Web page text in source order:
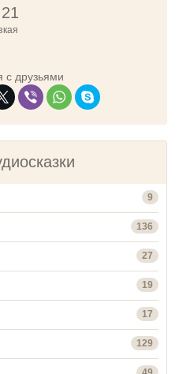
21
с друзьями
9
136
27
19
17
129